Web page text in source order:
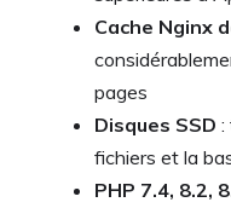
Cache Nginx
pages
Disques SSD :
fichiers et la
PHP 7.4, 8.2,